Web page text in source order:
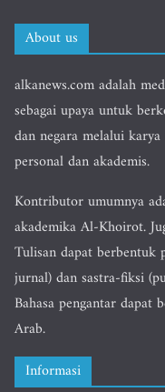
About us
alkanews.com adalah
sebagai upaya untuk
dan negara melalui
personal dan akademis.
Kontributor umumnya
akademika Al-Khoirot.
Tulisan dapat berbentuk
jurnal) dan sastra-fiksi
Bahasa pengantar dapat
Arab.
Informasi